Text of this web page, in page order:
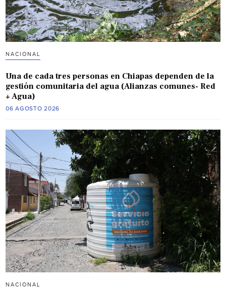
NACIONAL
Una de cada tres personas en Chiapas dependen de la
gestión comunitaria del agua (Alianzas comunes- Red
+ Agua)
06 AGOSTO 2026
NACIONAL